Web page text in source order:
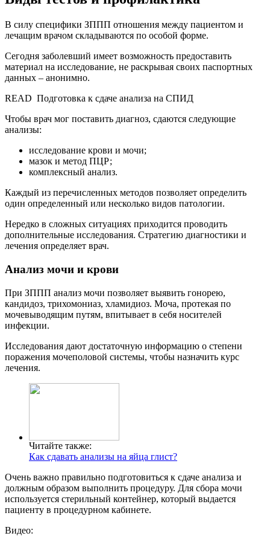
В силу специфики ЗППП отношения между пациентом и
лечащим врачом складываются по особой форме.
Сегодня заболевший имеет возможность предоставить
материал на исследование, не раскрывая своих паспортных
данных – анонимно.
READ Подготовка к сдаче анализа на СПИД
Чтобы врач мог поставить диагноз, сдаются следующие
анализы:
исследование крови и мочи;
мазок и метод ПЦР;
комплексный анализ.
Каждый из перечисленных методов позволяет определить
один определенный или несколько видов патологии.
Нередко в сложных ситуациях приходится проводить
дополнительные исследования. Стратегию диагностики и
лечения определяет врач.
Анализ мочи и крови
При ЗППП анализ мочи позволяет выявить гонорею,
кандидоз, трихомониаз, хламидиоз. Моча, протекая по
мочевыводящим путям, впитывает в себя носителей
инфекции.
Исследования дают достаточную информацию о степени
поражения мочеполовой системы, чтобы назначить курс
лечения.
Читайте также:
Как сдавать анализы на яйца глист?
Очень важно правильно подготовиться к сдаче анализа и
должным образом выполнить процедуру. Для сбора мочи
используется стерильный контейнер, который выдается
пациенту в процедурном кабинете.
Видео: